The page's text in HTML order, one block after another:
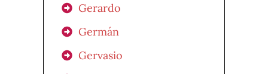
Gerardo
Germán
Gervasio